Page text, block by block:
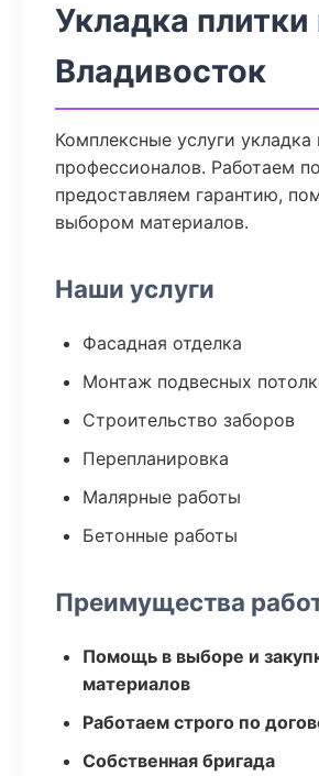
Укладка плитки
Владивосток
Комплексные услуги укладка
профессионалов. Работаем
предоставляем гарантию,
выбором материалов.
Наши услуги
Фасадная отделка
Монтаж подвесных
Строительство заборов
Перепланировка
Малярные работы
Бетонные работы
Преимущества
Помощь в выборе и
материалов
Работаем строго по
Собственная бригада